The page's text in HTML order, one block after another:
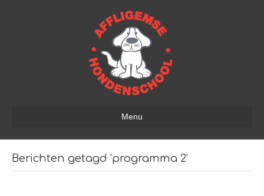
Menu
Berichten getagd ‘programma 2’